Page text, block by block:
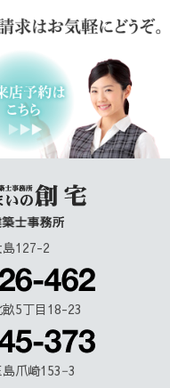
島127-2
5丁目18-23
爪崎153−3